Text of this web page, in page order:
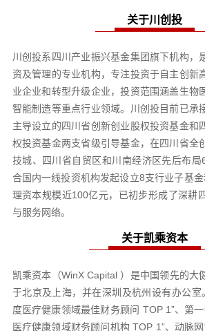
关于川创投
川创投系四川产业振兴基金集团旗下机构，
资及管理的专业机构，专注投资于自主创新
业企业和转型升级企业，投资范围涵盖生物
智能制造等重点行业领域。川创投目前已承
主导设立的四川省创新创业股权投资基金和
权投资基金两支省级引导基金，在四川省全
技城、四川省自贸区和川南经济区先后布
合国内一线投资机构发起设立8支行业子基
理资本规模近100亿元，已初步形成了深耕
与服务网络。
关于凯乘资本
凯乘资本（WinX Capital ）是中国领先的大
于北京及上海，并在深圳及杭州设有办公室
度医疗健康领域最佳财务顾问 TOP 1”、第
医疗健康领域财务顾问机构 TOP 1”、动脉